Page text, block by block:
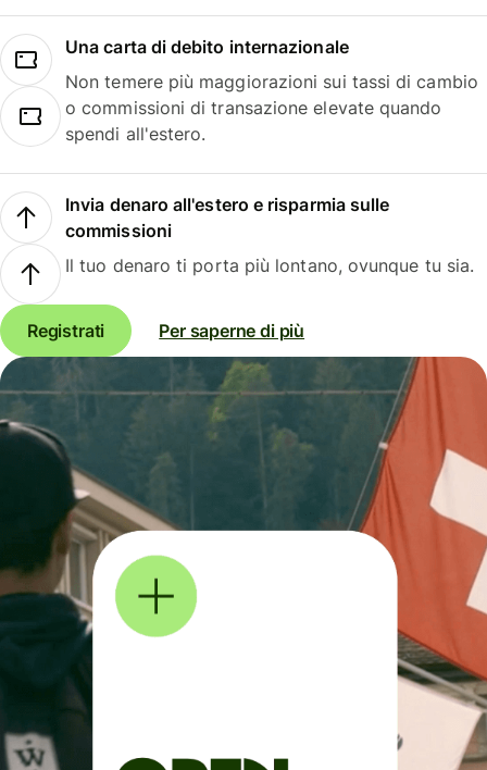
Una carta di debito internazionale
Non temere più maggiorazioni sui tassi di cambio
o commissioni di transazione elevate quando
spendi all'estero.
Invia denaro all'estero e risparmia sulle
commissioni
Il tuo denaro ti porta più lontano, ovunque tu sia.
Registrati Per saperne di più